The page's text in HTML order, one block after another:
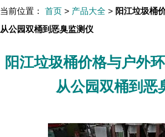
当前位置： 首页 > 产品大全 > 阳江垃圾桶
从公园双桶到恶臭监测仪
阳江垃圾桶价格与户外
从公园双桶到恶